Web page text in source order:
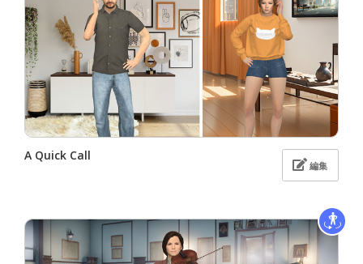
A Quick Call
編集